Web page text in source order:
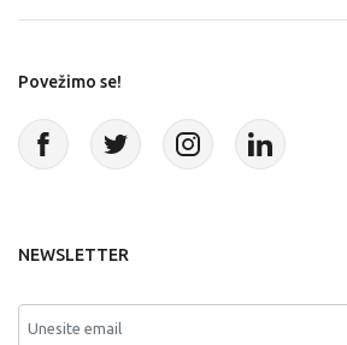
Povežimo se!
NEWSLETTER